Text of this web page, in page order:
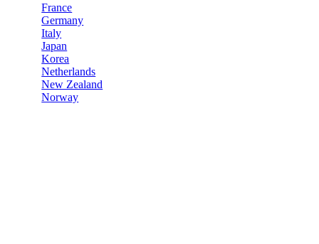
France
Germany
Italy
Japan
Korea
Netherlands
New Zealand
Norway